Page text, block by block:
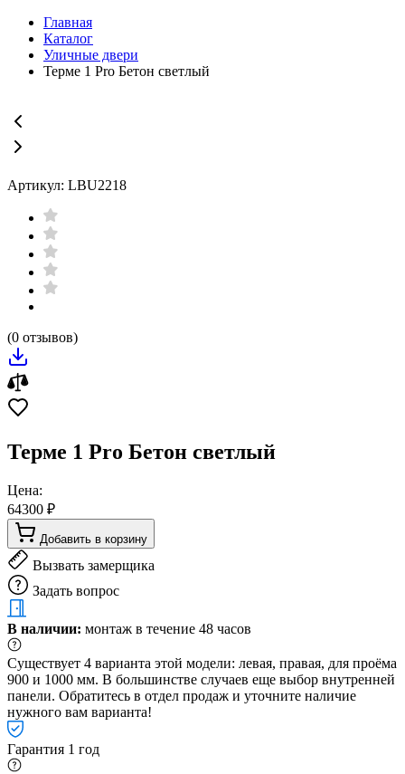
Главная
Каталог
Уличные двери
Терме 1 Pro Бетон светлый
Артикул: LBU2218
(0 отзывов)
Терме 1 Pro Бетон светлый
Цена:
64300 ₽
Добавить в корзину
Вызвать замерщика
Задать вопрос
В наличии: монтаж в течение 48 часов
Существует 4 варианта этой модели: левая, правая, для проёма
900 и 1000 мм. В большинстве случаев еще выбор внутренней
панели. Обратитесь в отдел продаж и уточните наличие
нужного вам варианта!
Гарантия 1 год